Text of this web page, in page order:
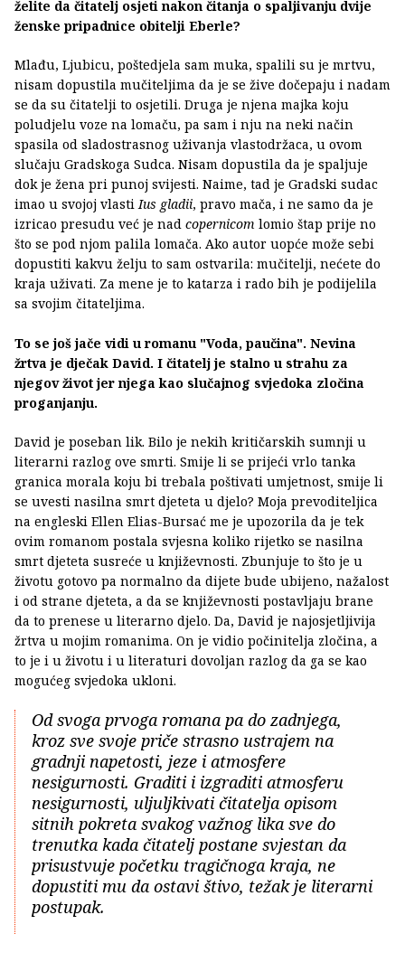
želite da čitatelj osjeti nakon čitanja o spaljivanju dvije
ženske pripadnice obitelji Eberle?
Mlađu, Ljubicu, poštedjela sam muka, spalili su je mrtvu,
nisam dopustila mučiteljima da je se žive dočepaju i nadam
se da su čitatelji to osjetili. Druga je njena majka koju
poludjelu voze na lomaču, pa sam i nju na neki način
spasila od sladostrasnog uživanja vlastodržaca, u ovom
slučaju Gradskoga Sudca. Nisam dopustila da je spaljuje
dok je žena pri punoj svijesti. Naime, tad je Gradski sudac
imao u svojoj vlasti Ius gladii, pravo mača, i ne samo da je
izricao presudu već je nad copernicom lomio štap prije no
što se pod njom palila lomača. Ako autor uopće može sebi
dopustiti kakvu želju to sam ostvarila: mučitelji, nećete do
kraja uživati. Za mene je to katarza i rado bih je podijelila
sa svojim čitateljima.
To se još jače vidi u romanu "Voda, paučina". Nevina
žrtva je dječak David. I čitatelj je stalno u strahu za
njegov život jer njega kao slučajnog svjedoka zločina
proganjanju.
David je poseban lik. Bilo je nekih kritičarskih sumnji u
literarni razlog ove smrti. Smije li se prijeći vrlo tanka
granica morala koju bi trebala poštivati umjetnost, smije li
se uvesti nasilna smrt djeteta u djelo? Moja prevoditeljica
na engleski Ellen Elias-Bursać me je upozorila da je tek
ovim romanom postala svjesna koliko rijetko se nasilna
smrt djeteta susreće u književnosti. Zbunjuje to što je u
životu gotovo pa normalno da dijete bude ubijeno, nažalost
i od strane djeteta, a da se književnosti postavljaju brane
da to prenese u literarno djelo. Da, David je najosjetljivija
žrtva u mojim romanima. On je vidio počinitelja zločina, a
to je i u životu i u literaturi dovoljan razlog da ga se kao
mogućeg svjedoka ukloni.
Od svoga prvoga romana pa do zadnjega,
kroz sve svoje priče strasno ustrajem na
gradnji napetosti, jeze i atmosfere
nesigurnosti. Graditi i izgraditi atmosferu
nesigurnosti, uljuljkivati čitatelja opisom
sitnih pokreta svakog važnog lika sve do
trenutka kada čitatelj postane svjestan da
prisustvuje početku tragičnoga kraja, ne
dopustiti mu da ostavi štivo, težak je literarni
postupak.